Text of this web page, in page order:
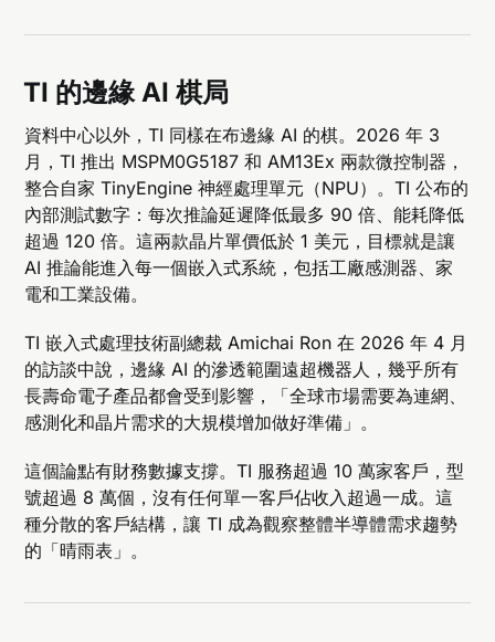
TI 的邊緣 AI 棋局
資料中心以外，TI 同樣在布邊緣 AI 的棋。2026 年 3
月，TI 推出 MSPM0G5187 和 AM13Ex 兩款微控制器，
整合自家 TinyEngine 神經處理單元（NPU）。TI 公布的
內部測試數字：每次推論延遲降低最多 90 倍、能耗降低
超過 120 倍。這兩款晶片單價低於 1 美元，目標就是讓
AI 推論能進入每一個嵌入式系統，包括工廠感測器、家
電和工業設備。
TI 嵌入式處理技術副總裁 Amichai Ron 在 2026 年 4 月
的訪談中說，邊緣 AI 的滲透範圍遠超機器人，幾乎所有
長壽命電子產品都會受到影響，「全球市場需要為連網、
感測化和晶片需求的大規模增加做好準備」。
這個論點有財務數據支撐。TI 服務超過 10 萬家客戶，型
號超過 8 萬個，沒有任何單一客戶佔收入超過一成。這
種分散的客戶結構，讓 TI 成為觀察整體半導體需求趨勢
的「晴雨表」。